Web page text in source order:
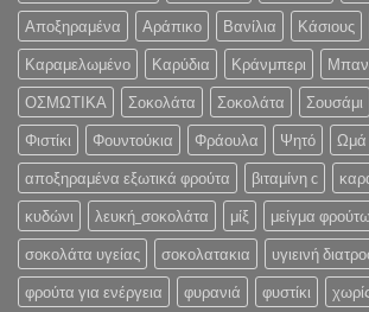
σας»
Αποξηραμένα
Αράπικο Βανίλια Κάσιους
Καραμελωμένο
Καρύδια Κράνμπερι
ΟΣΜΩΤΙΚΑ
Σοκολάτα Σοκολάτα Σουσάμι
Φιστίκι
Φουντούκια Φράουλα Ψητό
Ωμά
αποξηραμένα εξωτικά φρούτα
βιταμίνη c
κυδώνι
λευκή_σοκολάτα μίξ
μείγμα
σοκολάτα υγείας
σοκολατακια
υγιεινή
φρούτα για ενέργεια
φυρανιά φυστίκι